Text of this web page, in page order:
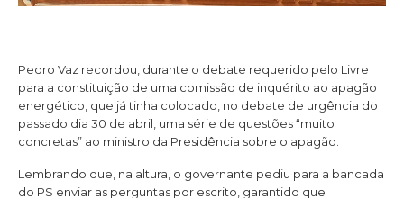
Pedro Vaz recordou, durante o debate requerido pelo Livre
para a constituição de uma comissão de inquérito ao apagão
energético, que já tinha colocado, no debate de urgência do
passado dia 30 de abril, uma série de questões “muito
concretas” ao ministro da Presidência sobre o apagão.
Lembrando que, na altura, o governante pediu para a bancada
do PS enviar as perguntas por escrito, garantido que